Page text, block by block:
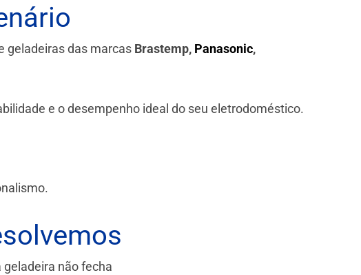
geladeiras das marcas Brastemp, Panasonic,
e o desempenho ideal do seu eletrodoméstico.
geladeira não fecha